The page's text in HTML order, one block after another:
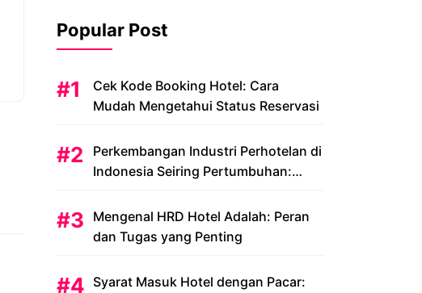
Popular Post
Cek Kode Booking Hotel: Cara
Mudah Mengetahui Status Reservasi
Perkembangan Industri Perhotelan di
Indonesia Seiring Pertumbuhan:
Mengenal HRD Hotel Adalah: Peran
dan Tugas yang Penting
Syarat Masuk Hotel dengan Pacar: